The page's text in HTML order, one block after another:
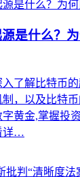
源是什么？
了解比特币
，以及比特
黄金,掌握投
详…